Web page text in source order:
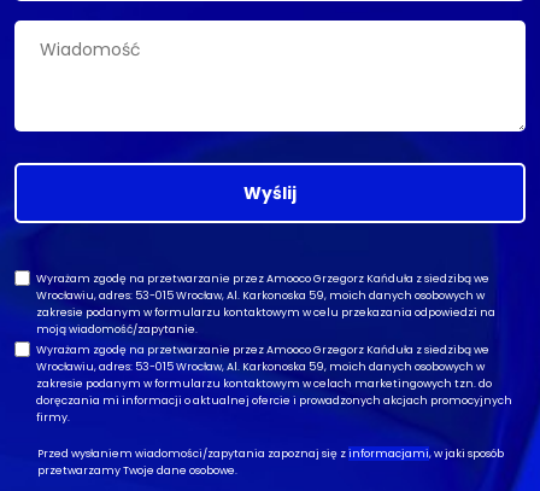
Wyślij
Wyrażam zgodę na przetwarzanie przez Amooco Grzegorz Kańduła z siedzibą we
Wrocławiu, adres: 53-015 Wrocław, Al. Karkonoska 59, moich danych osobowych w
zakresie podanym w formularzu kontaktowym w celu przekazania odpowiedzi na
moją wiadomość/zapytanie.
Wyrażam zgodę na przetwarzanie przez Amooco Grzegorz Kańduła z siedzibą we
Wrocławiu, adres: 53-015 Wrocław, Al. Karkonoska 59, moich danych osobowych w
zakresie podanym w formularzu kontaktowym w celach marketingowych tzn. do
doręczania mi informacji o aktualnej ofercie i prowadzonych akcjach promocyjnych
firmy.
Przed wysłaniem wiadomości/zapytania zapoznaj się zinformacjami, w jaki sposób
przetwarzamy Twoje dane osobowe.